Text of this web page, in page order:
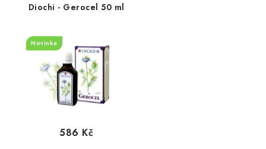
Diochi - Gerocel 50 ml
Novinka
586 Kč